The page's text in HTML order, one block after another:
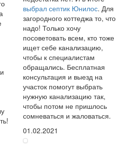
выбрал септик Юнилос. Для
загородного коттеджа то, что
надо! Только хочу
посоветовать всем, кто тоже
ищет себе канализацию,
чтобы к специалистам
обращались. Бесплатная
консультация и выезд на
участок помогут выбрать
нужную канализацию так,
чтобы потом не пришлось
сомневаться и жаловаться.
01.02.2021